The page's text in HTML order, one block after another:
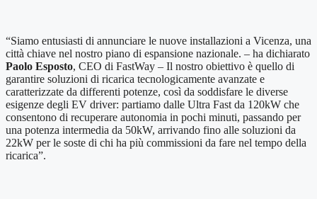
“Siamo entusiasti di annunciare le nuove installazioni a Vicenza, una
città chiave nel nostro piano di espansione nazionale. – ha dichiarato
Paolo Esposto, CEO di FastWay – Il nostro obiettivo è quello di
garantire soluzioni di ricarica tecnologicamente avanzate e
caratterizzate da differenti potenze, così da soddisfare le diverse
esigenze degli EV driver: partiamo dalle Ultra Fast da 120kW che
consentono di recuperare autonomia in pochi minuti, passando per
una potenza intermedia da 50kW, arrivando fino alle soluzioni da
22kW per le soste di chi ha più commissioni da fare nel tempo della
ricarica”.